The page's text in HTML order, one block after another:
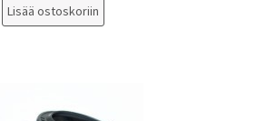
Lisää ostoskoriin